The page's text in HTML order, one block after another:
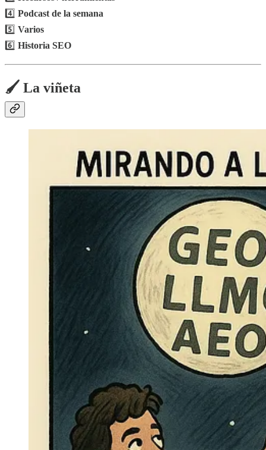
4️⃣ Podcast de la semana
5️⃣ Varios
6️⃣ Historia SEO
🖌️ La viñeta